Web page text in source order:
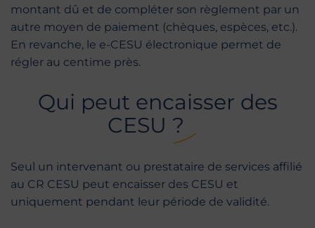
montant dû et de compléter son règlement par un
autre moyen de paiement (chèques, espèces, etc.).
En revanche, le e-CESU électronique permet de
régler au centime près.
Qui peut encaisser des
CESU ?
Seul un intervenant ou prestataire de services affilié
au CR CESU peut encaisser des CESU et
uniquement pendant leur période de validité.